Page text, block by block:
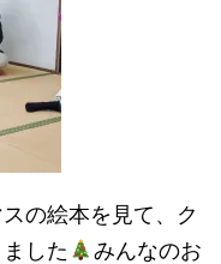
の絵本を見て、ク
した
みんなのお